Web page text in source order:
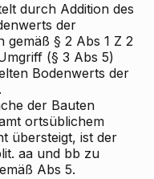
durch Addition des
der
gemäß § 2 Abs 1 Z 2
(§ 3 Abs 5)
Bodenwerts der
der Bauten
ortsüblichem
übersteigt, ist der
aa und bb zu
Abs 5.